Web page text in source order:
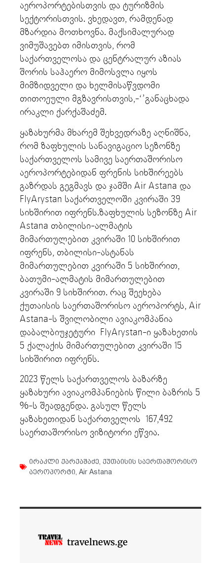
აეროპორტებისთვის და ტურიზმის
სექტორისთვის. ვხედავთ, რამდენად
მზარდია მოთხოვნა. მაქსიმალურად
ვიმუშავებთ იმისთვის, რომ
საქართველოსა და ცენტრალურ აზიას
შორის საჰაერო მიმოსვლა იყოს
მიმზიდველი და ხელმისაწვდომი
თითოეული მგზავრისთვის,-‘’განაცხადა
ირაკლი ქარქაშაძემ.
ყაზახურმა მხარემ შეხვედრაზე აღნიშნა,
რომ ზაფხულის სანავიგაციო სეზონზე
საქართველოს სამივე საერთაშორისო
აეროპორტებიდან ფრენის სიხშირეებს
გაზრდას გეგმავს და ჯამში Air Astana და
FlyArystan საქართველოში კვირაში 39
სიხშირით იფრენს.ზაფხულის სეზონზე Air
Astana თბილისი-ალმატის
მიმართულებით კვირაში 10 სიხშირით
იფრენს, თბილისი-ასტანას
მიმართულებით კვირაში 5 სიხშირით,
ბათუმი-ალმატის მიმართულებით
კვირაში 9 სიხშირით. რაც შეეხება
ქუთაისის საერთაშორისო აეროპორტს, Air
Astana-ს შვილობილი ავიაკომპანია
დაბალბიუჯეტური FlyArystan-ი ყაზახეთის
5 ქალაქის მიმართულებით კვირაში 15
სიხშირით იფრენს.
2023 წელს საქართველოს ბაზარზე
ყაზახური ავიაკომპანიების წილი ბაზრის 5
%-ს შეადგენდა. გასულ წელს
ყაზახეთიდან საქართველოს 167,492
საერთაშორისო ვიზიტორი ეწვია.
ირაკლი ქარქაშაძე ქუთაისის საერთაშორისო
აეროპორტი Air Astana
travelnews.ge